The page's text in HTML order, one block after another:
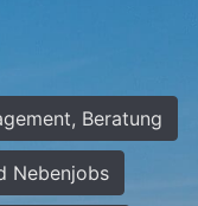
Beratung
Nebenjobs